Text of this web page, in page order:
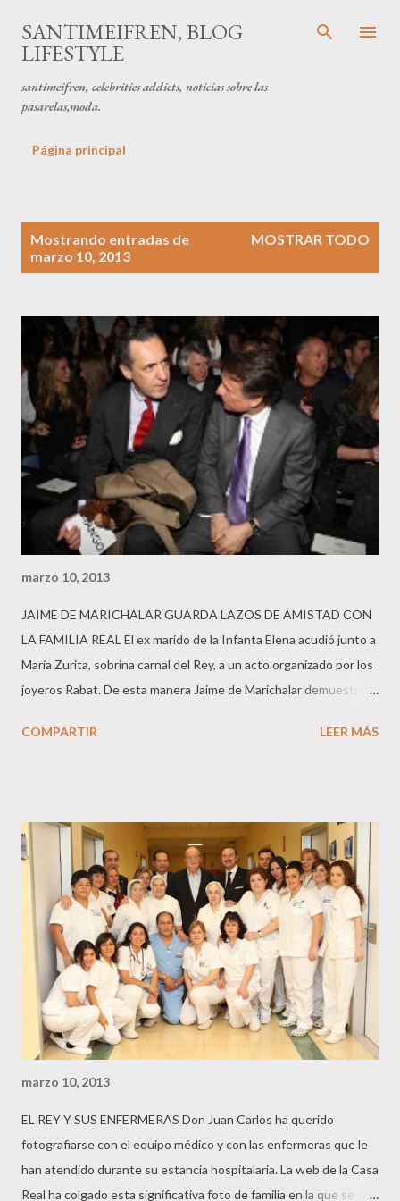
Ir al contenido principal
SANTIMEIFREN, BLOG
LIFESTYLE
santimeifren, celebrities addicts, noticias sobre las
pasarelas,moda.
Página principal
Mostrando entradas de
marzo 10, 2013
MOSTRAR TODO
marzo 10, 2013
JAIME DE MARICHALAR GUARDA LAZOS DE AMISTAD CON
LA FAMILIA REAL El ex marido de la Infanta Elena acudió junto a
María Zurita, sobrina carnal del Rey, a un acto organizado por los
joyeros Rabat. De esta manera Jaime de Marichalar demuestra
su polémica separación y el tsunami de su ex cuñado, Iñaki
Palma. Así las cosas el ex Duque de Lugo acudió a la llamada de
Esteban Rabat, gran amigo suyo, para apoyar una nueva
iniciativa de este. Se daba a conocer el Primer Premio TAG
HEUER de motos en miniatura con los pilotos de la escudería
Tuenti racing en la tienda que la firma de joyas tiene en Madrid.
Pol Espargaró, Axel Pons y Tito Rabat. Los 3 pilotos tomaron los
mandos para poner unas motos en marcha unas motos con las
que nunca ...
COMPARTIR LEER MÁS
marzo 10, 2013
EL REY Y SUS ENFERMERAS Don Juan Carlos ha querido
fotografiarse con el equipo médico y con las enfermeras que le
han atendido durante su estancia hospitalaria. La web de la Casa
Real ha colgado esta significativa foto de familia en la que se da